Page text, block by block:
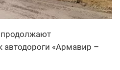
продолжают
автодороги «Армавир –